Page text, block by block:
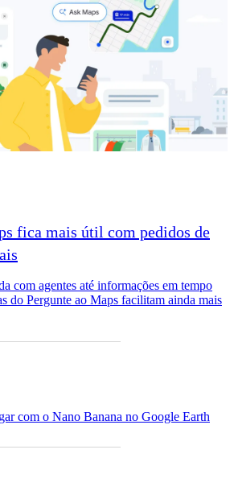
fica mais útil com pedidos de
com agentes até informações em tempo
do Pergunte ao Maps facilitam ainda mais
com o Nano Banana no Google Earth